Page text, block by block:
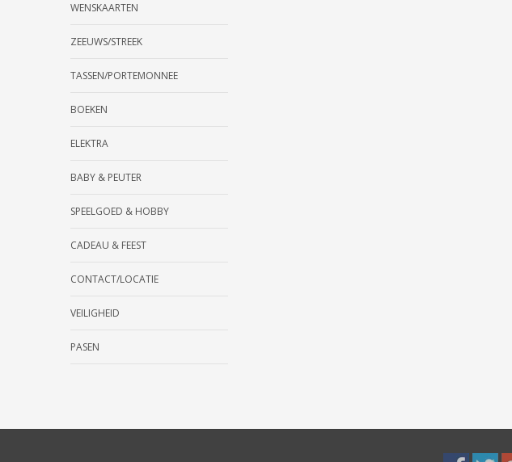
WENSKAARTEN
ZEEUWS/STREEK
TASSEN/PORTEMONNEE
BOEKEN
ELEKTRA
BABY & PEUTER
SPEELGOED & HOBBY
CADEAU & FEEST
CONTACT/LOCATIE
VEILIGHEID
PASEN